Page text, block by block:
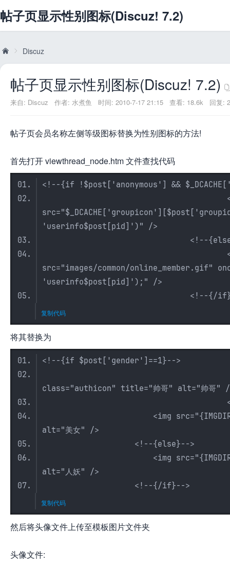
帖子页显示性别图标(Discuz! 7.2)
»
Discuz
帖子页显示性别图标(Discuz! 7.2)
来自: Discuz 作者: 水煮鱼 时间: 2010-7-17 21:15 查看: 18.6k 回复:
帖子页会员名称左侧等级图标替换为性别图标的方法!
首先打开 viewthread_node.htm 文件查找代码
<!--{if !$post['anonymous'] &&
<img
'userinfo$post[pid]')" />
<!--{else}--
<img
src="images/common/online_member.gif"
'userinfo$post[pid]');" />
<!--{/if}--
复制代码
将其替换为
<!--{if $post['gender']==1}-->
class="authicon" title="帅哥" alt="帅哥"
<!--{elseif
<img src="{IMGDIR}/
alt="美女" />
<!--{else}-->
<img src="{IMGDIR}/
alt="人妖" />
<!--{/if}-->
复制代码
然后将头像文件上传至模板图片文件夹
头像文件: